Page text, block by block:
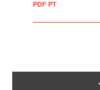
PDF PT